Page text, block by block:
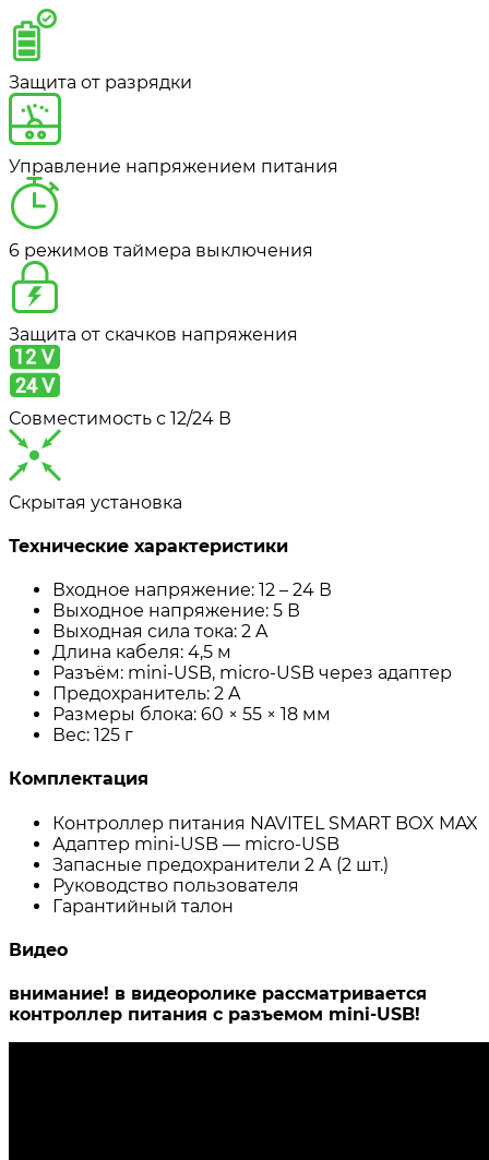
Защита от разрядки
Управление напряжением питания
6 режимов таймера выключения
Защита от скачков напряжения
Совместимость с 12/24 В
Скрытая установка
Технические характеристики
Входное напряжение: 12 – 24 В
Выходное напряжение: 5 В
Выходная сила тока: 2 A
Длина кабеля: 4,5 м
Разъём: mini-USB, micro-USB через адаптер
Предохранитель: 2 A
Размеры блока: 60 × 55 × 18 мм
Вес: 125 г
Комплектация
Контроллер питания NAVITEL SMART BOX MAX
Адаптер mini-USB — micro-USB
Запасные предохранители 2 А (2 шт.)
Руководство пользователя
Гарантийный талон
Видео
внимание! в видеоролике рассматривается
контроллер питания с разъемом mini-USB!